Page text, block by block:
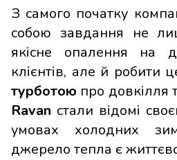
З самого початку
собою завдання не
якісне опалення на
клієнтів, але й робити
турботою про довкілля
Ravan стали відомі
умовах холодних
джерело тепла є